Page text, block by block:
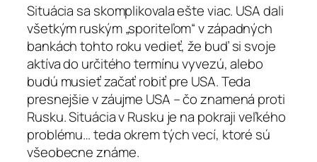
Situácia sa skomplikovala ešte viac. USA dali
všetkým ruským „sporiteľom“ v západných
bankách tohto roku vedieť, že buď si svoje
aktíva do určitého termínu vyvezú, alebo
budú musieť začať robiť pre USA. Teda
presnejšie v záujme USA – čo znamená proti
Rusku. Situácia v Rusku je na pokraji veľkého
problému… teda okrem tých vecí, ktoré sú
všeobecne známe.